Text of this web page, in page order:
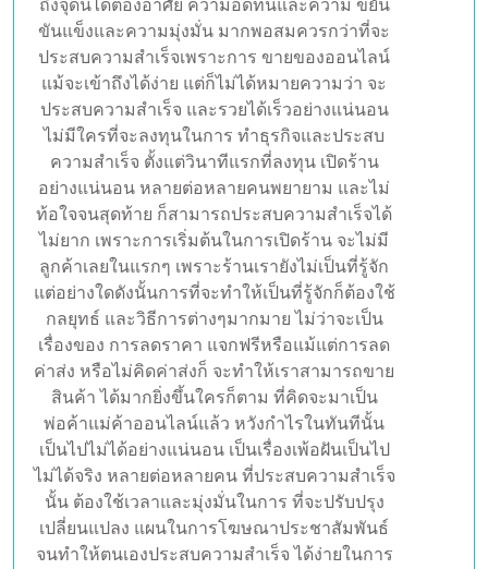
หลายต่อหลายคนอาจจะคิดว่า การเริ่มต้นเข้ามา
ทำ ธุรกิจออนไลน์เป็นสิ่งที่ง่าย เพราะเห็นถึงการ
ประสบ ความสำเร็จของหลายต่อหลายคน ในการ
ทำธุรกิจออนไลน์นั่นเอง แต่นั่นเป็นแค่เพียงเปลือก
นอกเท่านั้น เพราะกว่าที่พ่อค้าแม่ค้าออนไลน์
หลายต่อหลายคนที่ ประสบความสำเร็จนั้น จะมา
ถึงจุดนี้ได้ต้องอาศัย ความอดทนและความ ขยัน
ขันแข็งและความมุ่งมั่น มากพอสมควรกว่าที่จะ
ประสบความสำเร็จเพราะการ ขายของออนไลน์
แม้จะเข้าถึงได้ง่าย แต่ก็ไม่ได้หมายความว่า จะ
ประสบความสำเร็จ และรวยได้เร็วอย่างแน่นอน
ไม่มีใครที่จะลงทุนในการ ทำธุรกิจและประสบ
ความสำเร็จ ตั้งแต่วินาทีแรกที่ลงทุน เปิดร้าน
อย่างแน่นอน หลายต่อหลายคนพยายาม และไม่
ท้อใจจนสุดท้าย ก็สามารถประสบความสำเร็จได้
ไม่ยาก เพราะการเริ่มต้นในการเปิดร้าน จะไม่มี
ลูกค้าเลยในแรกๆ เพราะร้านเรายังไม่เป็นที่รู้จัก
แต่อย่างใดดังนั้นการที่จะทำให้เป็นที่รู้จักก็ต้องใช้
กลยุทธ์ และวิธีการต่างๆมากมาย ไม่ว่าจะเป็น
เรื่องของ การลดราคา แจกฟรีหรือแม้แต่การลด
ค่าส่ง หรือไม่คิดค่าส่งก็ จะทำให้เราสามารถขาย
สินค้า ได้มากยิ่งขึ้นใครก็ตาม ที่คิดจะมาเป็น